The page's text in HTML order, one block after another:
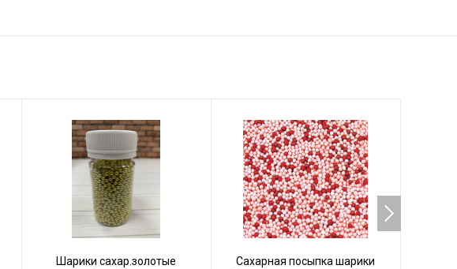
Шарики сахар.золотые
Сахарная посыпка шарики